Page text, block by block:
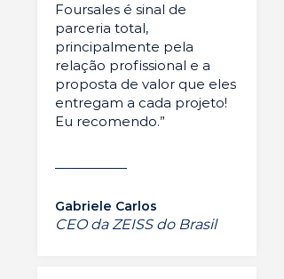
Foursales é sinal de
parceria total,
principalmente pela
relação profissional e a
proposta de valor que eles
entregam a cada projeto!
Eu recomendo.”
Gabriele Carlos
CEO da ZEISS do Brasil